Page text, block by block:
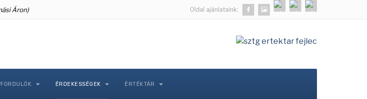
Áron) Oldal ajánlataink:
ÉRDEKESSÉGEK ÉRTÉKTÁR